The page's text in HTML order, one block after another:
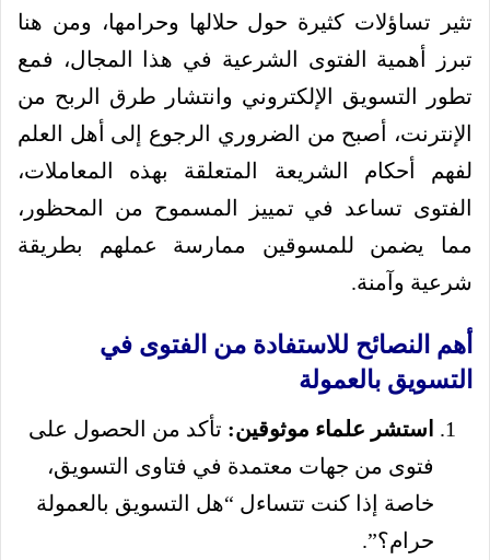
تثير تساؤلات كثيرة حول حلالها وحرامها، ومن هنا
تبرز أهمية الفتوى الشرعية في هذا المجال، فمع
تطور التسويق الإلكتروني وانتشار طرق الربح من
الإنترنت، أصبح من الضروري الرجوع إلى أهل العلم
لفهم أحكام الشريعة المتعلقة بهذه المعاملات،
الفتوى تساعد في تمييز المسموح من المحظور،
مما يضمن للمسوقين ممارسة عملهم بطريقة
شرعية وآمنة.
أهم النصائح للاستفادة من الفتوى في
التسويق بالعمولة
استشر علماء موثوقين: تأكد من الحصول على
فتوى من جهات معتمدة في فتاوى التسويق،
خاصة إذا كنت تتساءل “هل التسويق بالعمولة
حرام؟”.